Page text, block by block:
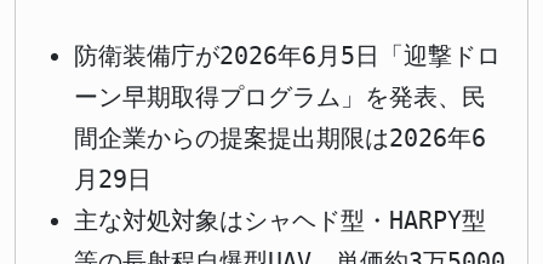
防衛装備庁が2026年6月5日「迎撃ドロ
ーン早期取得プログラム」を発表、民
間企業からの提案提出期限は2026年6
月29日
主な対処対象はシャヘド型・HARPY型